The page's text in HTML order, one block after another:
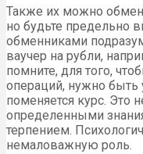
Также их можно
но будьте предельно
обменниками
ваучер на рубли,
помните, для того,
операций, нужно
поменяется курс. Это
определенными
терпением.
немаловажную роль.